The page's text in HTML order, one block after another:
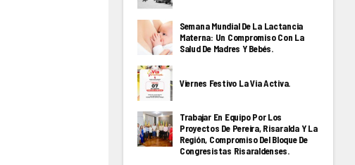
Semana Mundial De La Lactancia
Materna: Un Compromiso Con La
Salud De Madres Y Bebés.
Viernes Festivo La Via Activa.
Trabajar En Equipo Por Los
Proyectos De Pereira, Risaralda Y La
Región, Compromiso Del Bloque De
Congresistas Risaraldenses.